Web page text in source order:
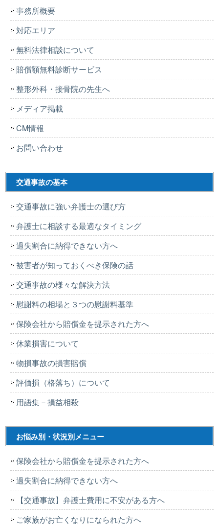
事務所概要
対応エリア
無料法律相談について
賠償額無料診断サービス
整形外科・接骨院の先生へ
メディア掲載
CM情報
お問い合わせ
交通事故の基本
交通事故に強い弁護士の選び方
弁護士に相談する最適なタイミング
過失割合に納得できない方へ
被害者が知っておくべき保険の話
交通事故の様々な解決方法
慰謝料の相場と３つの慰謝料基準
保険会社から賠償金を提示された方へ
休業損害について
物損事故の損害賠償
評価損（格落ち）について
用語集－損益相殺
お悩み別・状況別メニュー
保険会社から賠償金を提示された方へ
過失割合に納得できない方へ
【交通事故】弁護士費用に不安がある方へ
ご家族がお亡くなりになられた方へ